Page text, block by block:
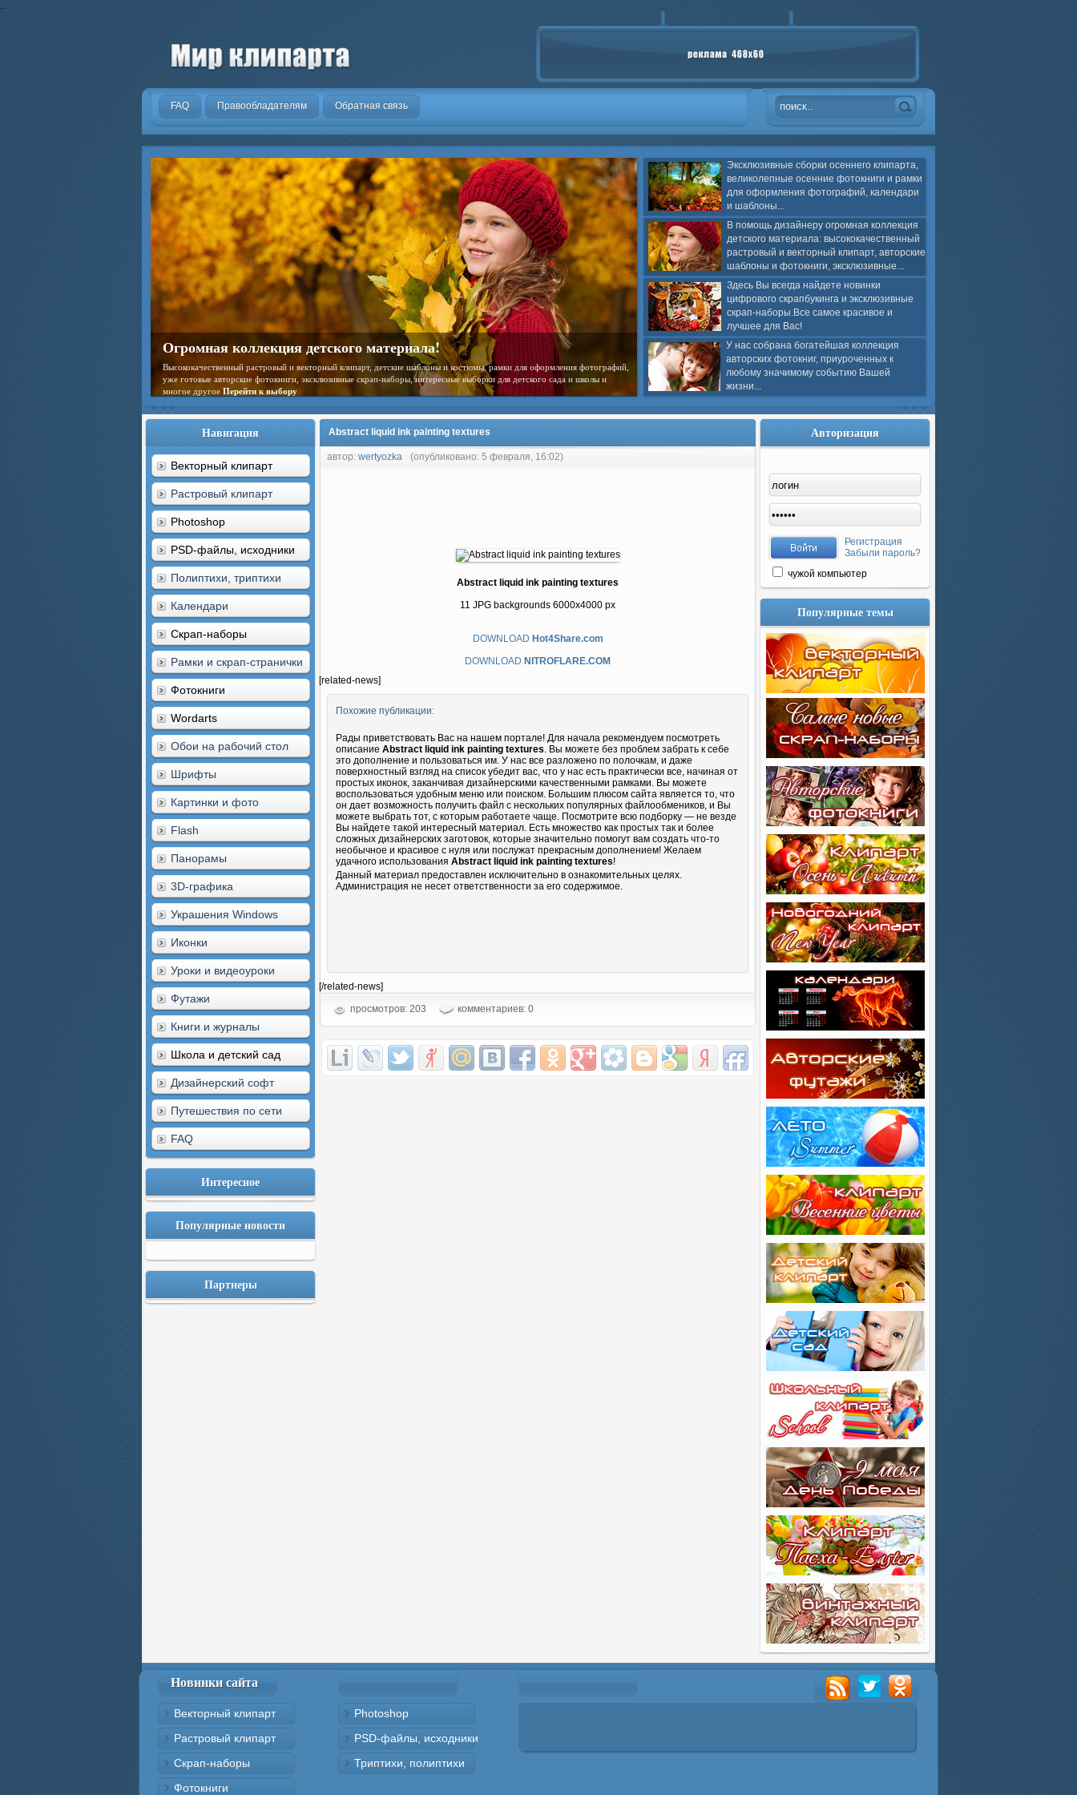
.
FAQ Правообладателям Обратная связь
Эксклюзивные сборки осеннего клипарта,
великолепные осенние фотокниги и рамки
для оформления фотографий, календари
и шаблоны...
В помощь дизайнеру огромная коллекция
детского материала: высококачественный
растровый и векторный клипарт, авторские
шаблоны и фотокниги, эксклюзивные...
Здесь Вы всегда найдете новинки
цифрового скрапбукинга и эксклюзивные
скрап-наборы.Все самое красивое и
лучшее для Вас!
У нас собрана богатейшая коллекция
авторских фотокниг, приуроченных к
любому значимому событию Вашей
жизни...
Огромная коллекция детского материала!
Высококачественный растровый и векторный клипарт, детские шаблоны и костюмы, рамки для оформления фотографий,
уже готовые авторские фотокниги, эксклюзивные скрап-наборы, интересные выборки для детского сада и школы и
многое другое Перейти к выбору
Навигация
Векторный клипарт
Растровый клипарт
Photoshop
PSD-файлы, исходники
Полиптихи, триптихи
Календари
Скрап-наборы
Рамки и скрап-странички
Фотокниги
Wordarts
Обои на рабочий стол
Шрифты
Картинки и фото
Flash
Панорамы
3D-графика
Украшения Windows
Иконки
Уроки и видеоуроки
Футажи
Книги и журналы
Школа и детский сад
Дизайнерский софт
Путешествия по сети
FAQ
Интересное
Популярные новости
Партнеры
Abstract liquid ink painting textures
автор: wertyozka (опубликовано: 5 февраля, 16:02)
Abstract liquid ink painting textures
11 JPG backgrounds 6000x4000 px
DOWNLOAD Hot4Share.com
DOWNLOAD NITROFLARE.COM
[related-news]
Похожие публикации:
Рады приветствовать Вас на нашем портале! Для начала рекомендуем посмотреть
описание Abstract liquid ink painting textures. Вы можете без проблем забрать к себе
это дополнение и пользоваться им. У нас все разложено по полочкам, и даже
поверхностный взгляд на список убедит вас, что у нас есть практически все, начиная от
простых иконок, заканчивая дизайнерскими качественными рамками. Вы можете
воспользоваться удобным меню или поиском. Большим плюсом сайта является то, что
он дает возможность получить файл с нескольких популярных файлообмеников, и Вы
можете выбрать тот, с которым работаете чаще. Посмотрите всю подборку — не везде
Вы найдете такой интересный материал. Есть множество как простых так и более
сложных дизайнерских заготовок, которые значительно помогут вам создать что-то
необычное и красивое с нуля или послужат прекрасным дополнением! Желаем
удачного использования Abstract liquid ink painting textures!
Данный материал предоставлен исключительно в ознакомительных целях.
Администрация не несет ответственности за его содержимое.
[/related-news]
просмотров: 203
комментариев: 0
Авторизация
Регистрация
Забыли пароль?
чужой компьютер
Популярные темы
Новинки сайта
Векторный клипарт
Растровый клипарт
Скрап-наборы
Фотокниги
Photoshop
PSD-файлы, исходники
Триптихи, полиптихи